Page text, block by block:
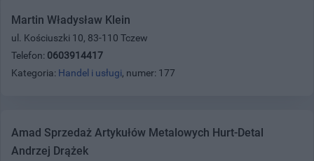
Martin Władysław Klein
ul. Kościuszki 10, 83-110 Tczew
Telefon: 0603914417
Kategoria: Handel i usługi, numer: 177
Amad Sprzedaż Artykułów Metalowych Hurt-Detal
Andrzej Drążek